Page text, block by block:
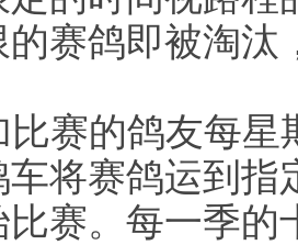
的赛鸽即被淘汰
赛的鸽友每星
车将赛鸽运到指
比赛。每一季